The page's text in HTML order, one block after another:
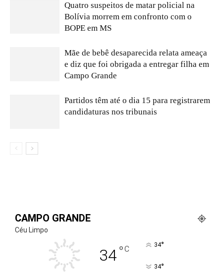
Quatro suspeitos de matar policial na
Bolívia morrem em confronto com o
BOPE em MS
Mãe de bebê desaparecida relata ameaça
e diz que foi obrigada a entregar filha em
Campo Grande
Partidos têm até o dia 15 para registrarem
candidaturas nos tribunais
CAMPO GRANDE
Céu Limpo
34°C 34°
34°